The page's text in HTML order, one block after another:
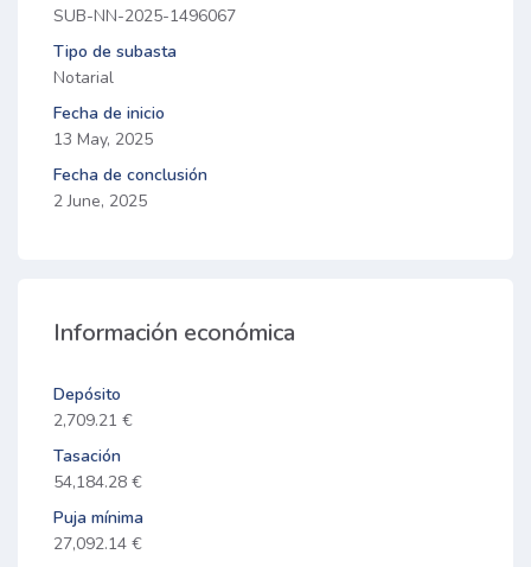
SUB-NN-2025-1496067
Tipo de subasta
Notarial
Fecha de inicio
13 May, 2025
Fecha de conclusión
2 June, 2025
Información económica
Depósito
2,709.21 €
Tasación
54,184.28 €
Puja mínima
27,092.14 €